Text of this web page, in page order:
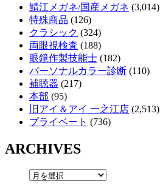
鯖江メガネ/国産メガネ (3,014)
特殊商品 (126)
クラシック (324)
両眼視検査 (188)
眼鏡作製技能士 (182)
パーソナルカラー診断 (110)
補聴器 (217)
本部 (95)
旧アイ＆アイ 一之江店 (2,513)
プライベート (736)
ARCHIVES